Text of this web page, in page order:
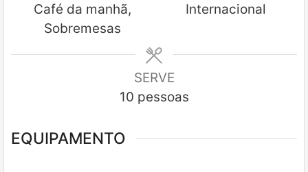
Café da manhã,
Sobremesas
Internacional
SERVE
10 pessoas
EQUIPAMENTO